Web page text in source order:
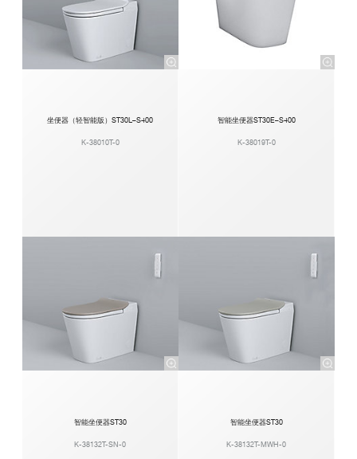
坐便器（轻智能版）ST30L–S400
K-38010T-0
智能坐便器ST30E–S400
K-38019T-0
智能坐便器ST30
K-38132T-SN-0
智能坐便器ST30
K-38132T-MWH-0